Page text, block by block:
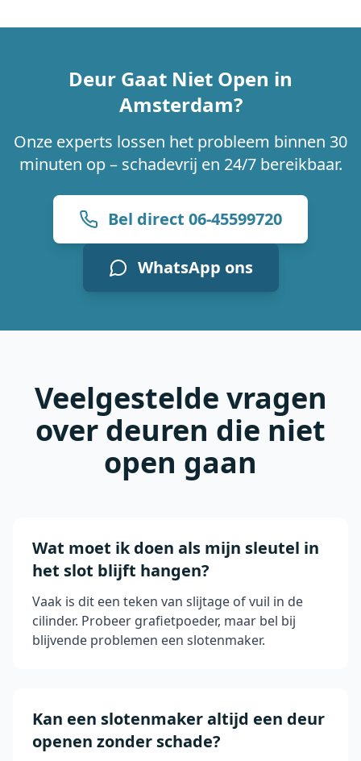
Deur Gaat Niet Open in
Amsterdam?
Onze experts lossen het probleem binnen 30
minuten op – schadevrij en 24/7 bereikbaar.
Bel direct 06-45599720
WhatsApp ons
Veelgestelde vragen
over deuren die niet
open gaan
Wat moet ik doen als mijn sleutel in
het slot blijft hangen?
Vaak is dit een teken van slijtage of vuil in de
cilinder. Probeer grafietpoeder, maar bel bij
blijvende problemen een slotenmaker.
Kan een slotenmaker altijd een deur
openen zonder schade?